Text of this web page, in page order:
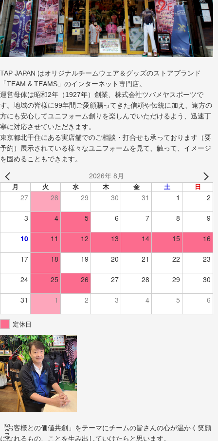
Scroll
TAP JAPAN はオリジナルチームウェア＆グッズのストアブランド
「TEAM & TEAMS」のインターネット専門店。
運営母体は昭和2年（1927年）創業、株式会社ツバメヤスポーツで
す。地域の皆様に99年間ご愛顧賜ってきた信頼や伝統に加え、遠方の
方にも安心してユニフォーム創りを楽しんでいただけるよう、迅速丁
寧に対応させていただきます。
東京都北千住にある実店舗でのご相談・打合せも承っております（要
予約）展示されている様々なユニフォームを見て、触って、イメージ
を固めることもできます。
2026年 8月
月 火 水 木 金 土 日
27 28 29 30 31 1 2
3 4 5 6 7 8 9
10 11 12 13 14 15 16
17 18 19 20 21 22 23
24 25 26 27 28 29 30
31 1 2 3 4 5 6
定休日
「お客様との価値共創」をテーマにチームの皆さんの心が温かく笑顔
になれるもの、ことを生み出していけたらと思います。